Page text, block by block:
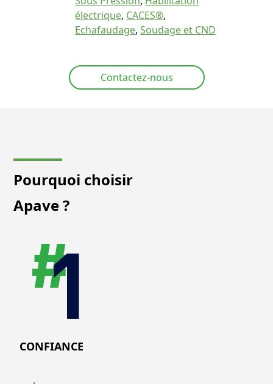
électrique, CACES®,
Echafaudage,Soudage et CND
Contactez-nous
Pourquoi choisir
Apave ?
CONFIANCE